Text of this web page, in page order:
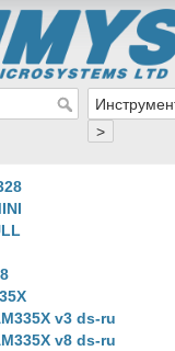
>
v3 ds-ru
v8 ds-ru